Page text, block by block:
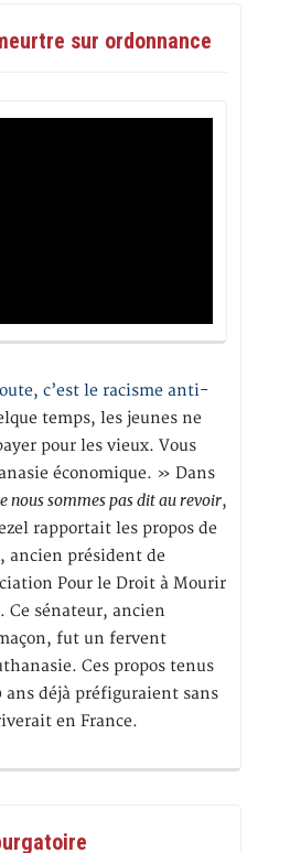
sur ordonnance
c’est le racisme anti-
temps, les jeunes ne
pour les vieux. Vous
économique. » Dans
nous sommes pas dit au revoir,
rapportait les propos de
ancien président de
Pour le Droit à Mourir
Ce sénateur, ancien
fut un fervent
Ces propos tenus
ans déjà préfiguraient sans
en France.